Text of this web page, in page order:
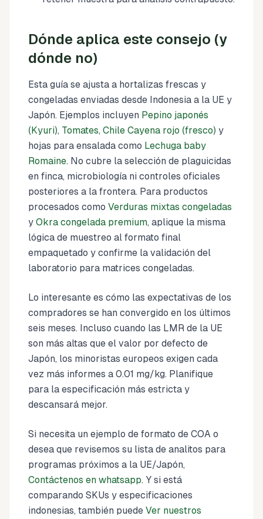
Dónde aplica este consejo (y
dónde no)
Esta guía se ajusta a hortalizas frescas y
congeladas enviadas desde Indonesia a la UE y
Japón. Ejemplos incluyen Pepino japonés
(Kyuri), Tomates, Chile Cayena rojo (fresco) y
hojas para ensalada como Lechuga baby
Romaine. No cubre la selección de plaguicidas
en finca, microbiología ni controles oficiales
posteriores a la frontera. Para productos
procesados como Verduras mixtas congeladas
y Okra congelada premium, aplique la misma
lógica de muestreo al formato final
empaquetado y confirme la validación del
laboratorio para matrices congeladas.
Lo interesante es cómo las expectativas de los
compradores se han convergido en los últimos
seis meses. Incluso cuando las LMR de la UE
son más altas que el valor por defecto de
Japón, los minoristas europeos exigen cada
vez más informes a 0.01 mg/kg. Planifique
para la especificación más estricta y
descansará mejor.
Si necesita un ejemplo de formato de COA o
desea que revisemos su lista de analitos para
programas próximos a la UE/Japón,
Contáctenos en whatsapp. Y si está
comparando SKUs y especificaciones
indonesias, también puede Ver nuestros